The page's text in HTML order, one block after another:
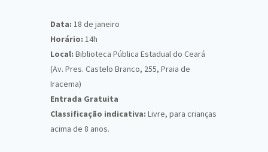
Data: 18 de janeiro
Horário: 14h
Local: Biblioteca Pública Estadual do Ceará
(Av. Pres. Castelo Branco, 255, Praia de
Iracema)
Entrada Gratuita
Classificação indicativa: Livre, para crianças
acima de 8 anos.